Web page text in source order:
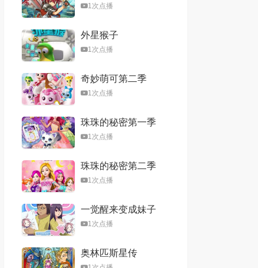
1次点播
外星猴子
1次点播
奇妙萌可第二季
1次点播
珠珠的秘密第一季
1次点播
珠珠的秘密第二季
1次点播
一觉醒来变成妹子
1次点播
奥林匹斯星传